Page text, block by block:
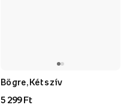
Bögre, Két szív
5 299 Ft